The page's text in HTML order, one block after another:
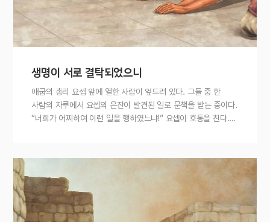
생명이 서로 결탁되었으니
애굽의 총리 요셉 앞에 열한 사람이 엎드려 있다. 그들 중 한
사람의 자루에서 요셉의 은잔이 발견된 일로 문책을 받는 중이다.
“너희가 어찌하여 이런 일을 행하였느냐!” 요셉이 호통을 친다.…